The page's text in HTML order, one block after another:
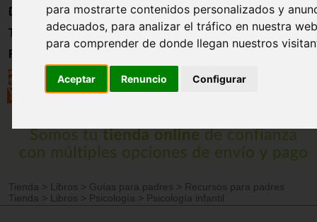
para mostrarte contenidos personalizados y
adecuados, para analizar el tráfico en nuestra
para comprender de donde llegan nuestros
Aceptar Renuncio Configurar
Directorio
Trabajo
Registro
Tienda > Libros > Guías para padres > Recursos para padres
Tienda
> Libros > Psicología > Psicología infantil